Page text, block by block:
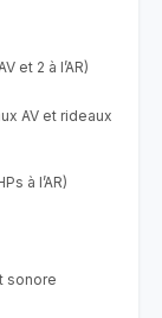
et 2 à l’AR)
AV et rideaux
à l’AR)
sonore